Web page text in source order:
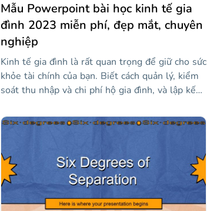
Mẫu Powerpoint bài học kinh tế gia
đình 2023 miễn phí, đẹp mắt, chuyên
nghiệp
Kinh tế gia đình là rất quan trọng để giữ cho sức
khỏe tài chính của bạn. Biết cách quản lý, kiểm
soát thu nhập và chi phí hộ gia đình, và lập kế
tuổi càng sớm học cách làm điều này, nó sẽ
thiệu mẫu đẹp này đầy màu sắc và nhãn dán vui
nhộn sẽ thu hút sự chú ý của học sinh của bạn.
Chỉ cần chỉnh sửa tài nguyên với thông tin của
bạn.